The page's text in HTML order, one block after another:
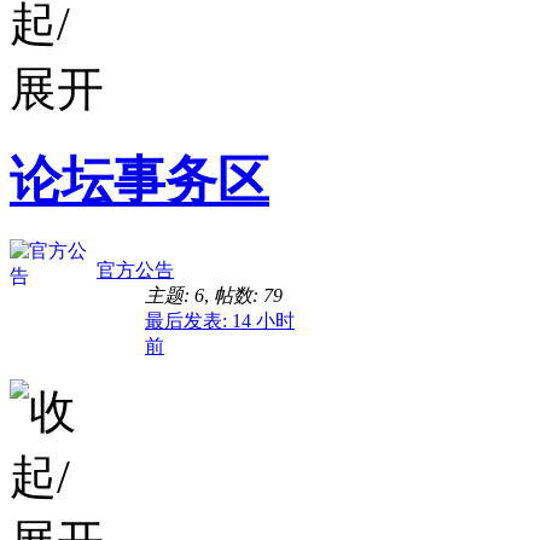
论坛事务区
官方公告
主题: 6, 帖数: 79
最后发表: 14 小时
前